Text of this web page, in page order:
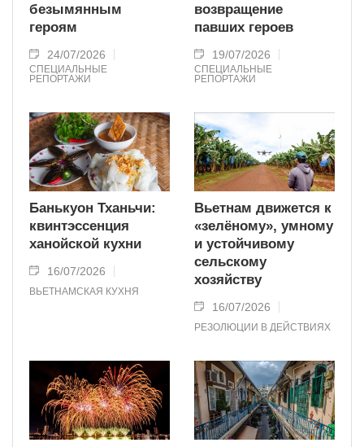
безымянным
героям
24/07/2026
СПЕЦИАЛЬНЫЕ
РЕПОРТАЖИ
возвращение
павших героев
19/07/2026
СПЕЦИАЛЬНЫЕ
РЕПОРТАЖИ
Банькуон Тханьчи:
квинтэссенция
ханойской кухни
16/07/2026
ВЬЕТНАМСКАЯ КУХНЯ
Вьетнам движется к
«зелёному», умному
и устойчивому
сельскому
хозяйству
16/07/2026
РЕЗОЛЮЦИИ В ДЕЙСТВИЯХ